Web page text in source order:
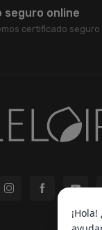
seguro online
certificado seguro